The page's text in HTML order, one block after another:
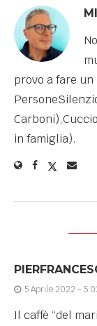
provo a fare
in famiglia).
5 Aprile 2022 -
Il caffè “del